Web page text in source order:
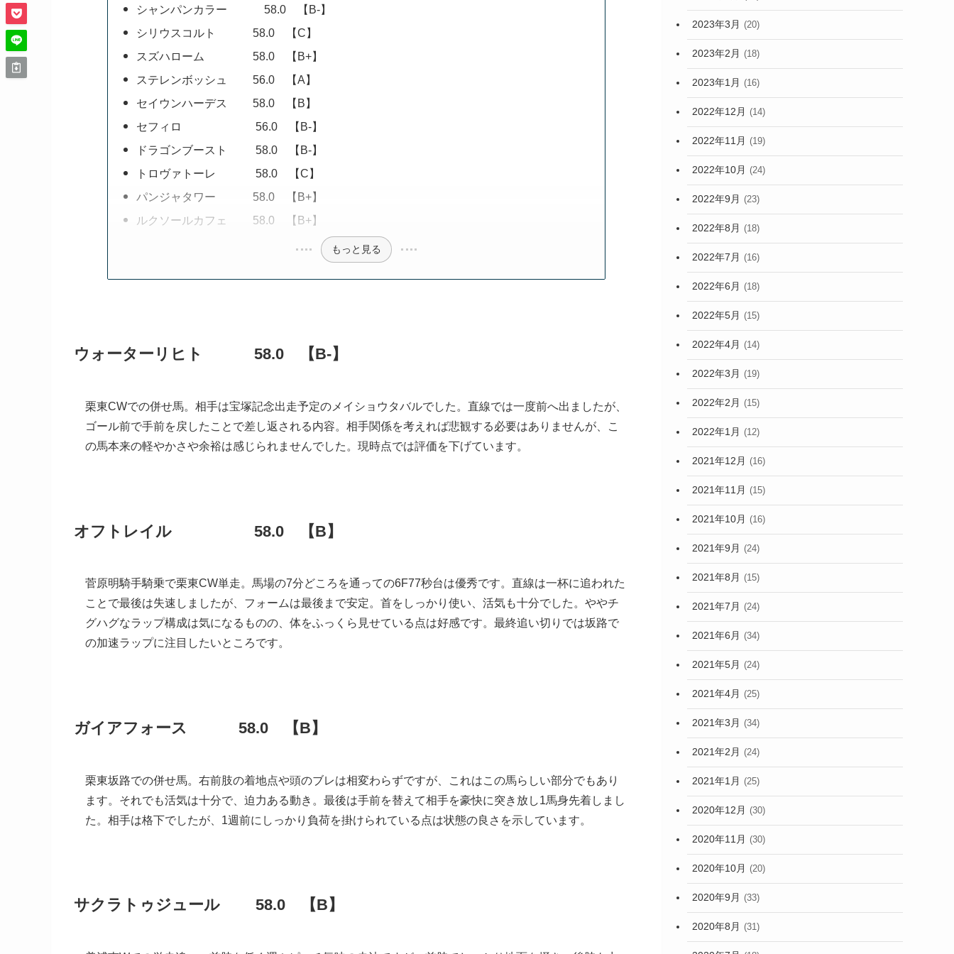
シャンパンカラー 58.0 【B-】
シリウスコルト 58.0 【C】
スズハローム 58.0 【B+】
ステレンボッシュ 56.0 【A】
セイウンハーデス 58.0 【B】
セフィロ 56.0 【B-】
ドラゴンブースト 58.0 【B-】
トロヴァトーレ 58.0 【C】
パンジャタワー 58.0 【B+】
ルクソールカフェ 58.0 【B+】
もっと見る
ウォーターリヒト 58.0 【B-】
栗東CWでの併せ馬。相手は宝塚記念出走予定のメイショウタバルでした。直線では一度前へ出ましたが、
ゴール前で手前を戻したことで差し返される内容。相手関係を考えれば悲観する必要はありませんが、こ
の馬本来の軽やかさや余裕は感じられませんでした。現時点では評価を下げています。
オフトレイル 58.0 【B】
菅原明騎手騎乗で栗東CW単走。馬場の7分どころを通っての6F77秒台は優秀です。直線は一杯に追われた
ことで最後は失速しましたが、フォームは最後まで安定。首をしっかり使い、活気も十分でした。ややチ
グハグなラップ構成は気になるものの、体をふっくら見せている点は好感です。最終追い切りでは坂路で
の加速ラップに注目したいところです。
ガイアフォース 58.0 【B】
栗東坂路での併せ馬。右前肢の着地点や頭のブレは相変わらずですが、これはこの馬らしい部分でもあり
ます。それでも活気は十分で、迫力ある動き。最後は手前を替えて相手を豪快に突き放し1馬身先着しまし
た。相手は格下でしたが、1週前にしっかり負荷を掛けられている点は状態の良さを示しています。
サクラトゥジュール 58.0 【B】
2023年3月 (20)
2023年2月 (18)
2023年1月 (16)
2022年12月 (14)
2022年11月 (19)
2022年10月 (24)
2022年9月 (23)
2022年8月 (18)
2022年7月 (16)
2022年6月 (18)
2022年5月 (15)
2022年4月 (14)
2022年3月 (19)
2022年2月 (15)
2022年1月 (12)
2021年12月 (16)
2021年11月 (15)
2021年10月 (16)
2021年9月 (24)
2021年8月 (15)
2021年7月 (24)
2021年6月 (34)
2021年5月 (24)
2021年4月 (25)
2021年3月 (34)
2021年2月 (24)
2021年1月 (25)
2020年12月 (30)
2020年11月 (30)
2020年10月 (20)
2020年9月 (33)
2020年8月 (31)